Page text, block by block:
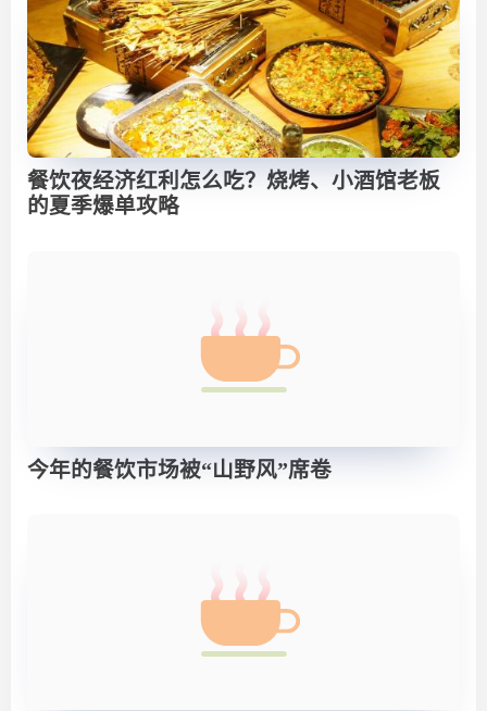
餐饮夜经济红利怎么吃？烧烤、小酒馆老板
的夏季爆单攻略
今年的餐饮市场被“山野风”席卷